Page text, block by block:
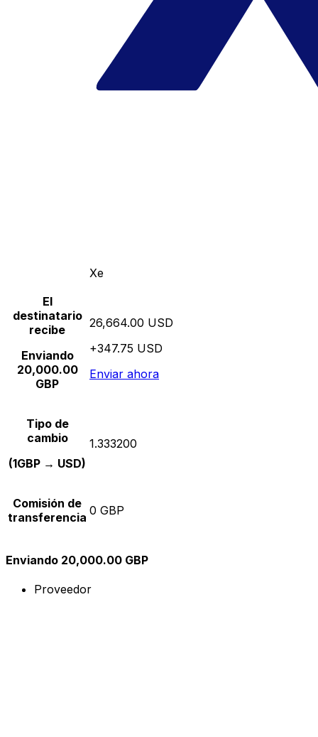
Xe
El
destinatario
recibe
Enviando
20,000.00
GBP
26,664.00 USD
+347.75 USD
Enviar ahora
Tipo de
cambio
(1GBP → USD)
1.333200
Comisión de
transferencia 0 GBP
Enviando 20,000.00 GBP
Proveedor